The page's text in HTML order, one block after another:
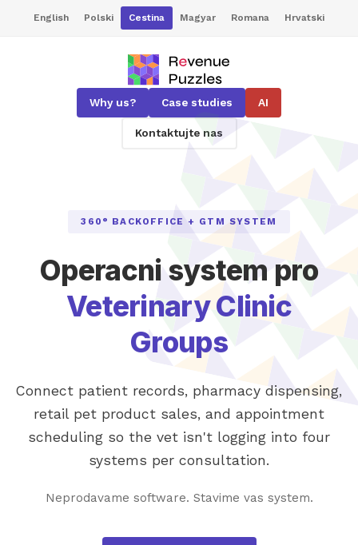
English Polski Cestina Magyar Romana Hrvatski
Why us? Case studies AI
Kontaktujte nas
360° BACKOFFICE + GTM SYSTEM
Operacni system pro
Veterinary Clinic
Groups
Connect patient records, pharmacy dispensing,
retail pet product sales, and appointment
scheduling so the vet isn't logging into four
systems per consultation.
Neprodavame software. Stavime vas system.